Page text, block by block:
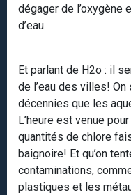
dégager de l’oxygène
d’eau.
Et parlant de H2o : il
de l’eau des villes!
décennies que les
L’heure est venue
quantités de chlore
baignoire! Et qu’on
contaminations,
plastiques et les